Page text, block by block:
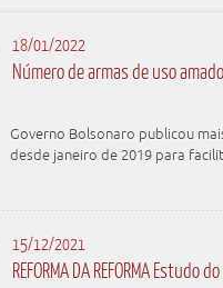
18/01/2022
Número de armas de uso
Governo Bolsonaro publicou
desde janeiro de 2019 para
15/12/2021
REFORMA DA REFORMA